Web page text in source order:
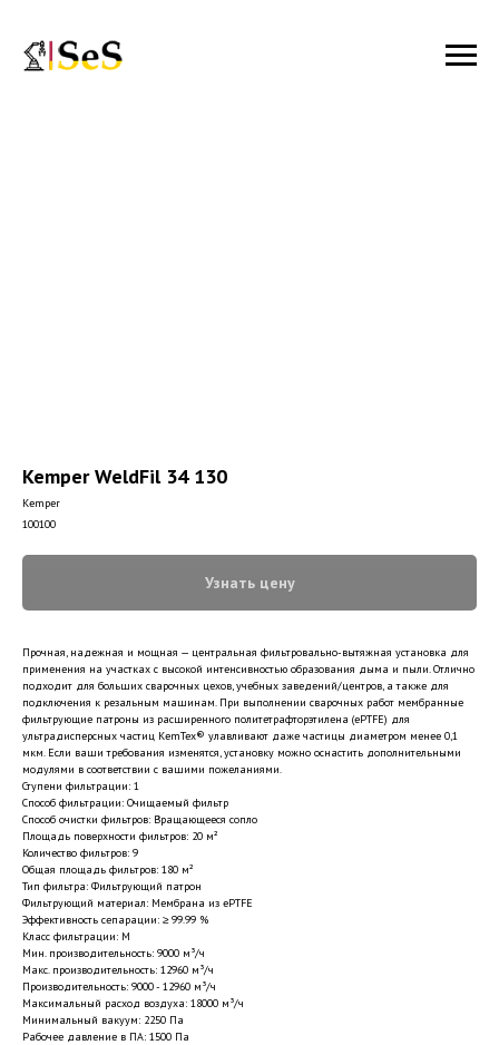
Kemper WeldFil 34 130
Kemper
100100
Узнать цену
Прочная, надежная и мощная — центральная фильтровально-вытяжная установка для
применения на участках с высокой интенсивностью образования дыма и пыли. Отлично
подходит для больших сварочных цехов, учебных заведений/центров, а также для
подключения к резальным машинам. При выполнении сварочных работ мембранные
фильтрующие патроны из расширенного политетрафторэтилена (ePTFE) для
ультрадисперсных частиц KemTex® улавливают даже частицы диаметром менее 0,1
мкм. Если ваши требования изменятся, установку можно оснастить дополнительными
модулями в соответствии с вашими пожеланиями.
Ступени фильтрации: 1
Способ фильтрации: Очищаемый фильтр
Способ очистки фильтров: Вращающееся сопло
Площадь поверхности фильтров: 20 м²
Количество фильтров: 9
Общая площадь фильтров: 180 м²
Тип фильтра: Фильтрующий патрон
Фильтрующий материал: Мембрана из ePTFE
Эффективность сепарации: ≥ 99.99 %
Класс фильтрации: M
Мин. производительность: 9000 м³/ч
Макс. производительность: 12960 м³/ч
Производительность: 9000 - 12960 м³/ч
Максимальный расход воздуха: 18000 м³/ч
Минимальный вакуум: 2250 Па
Рабочее давление в ПА: 1500 Па